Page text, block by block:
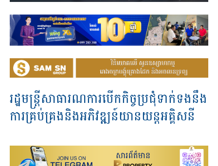
រដ្ឋមន្រ្តីសាធារណការបើកកិច្ចប្រជុំទាក់ទងនឹង
ការគ្រប់គ្រងនិងអភិវឌ្ឍន៍យានយន្តអគ្គិសនី